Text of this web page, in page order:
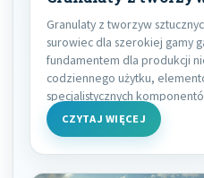
Granulaty z tworzyw
surowiec dla szerokiej gamy
fundamentem dla produkcji
codziennego użytku,
specjalistycznych
możliwość modyfikacji
CZYTAJ WIĘCEJ